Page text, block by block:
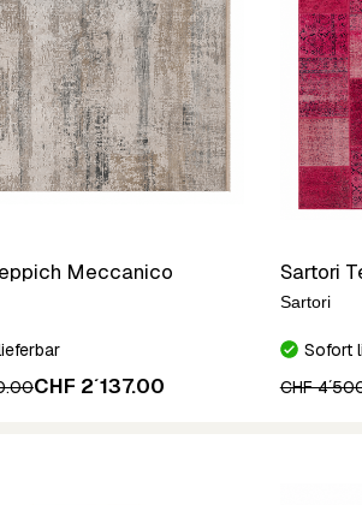
Meccanico
CHF 2´137.00
Sartori
Sartori
Sofort
CHF